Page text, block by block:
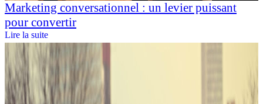
Marketing conversationnel : un levier puissant
pour convertir
Lire la suite